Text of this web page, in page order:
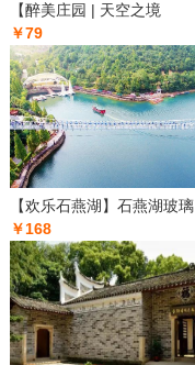
【醉美庄园 | 天空之境
￥79
【欢乐石燕湖】石燕湖玻璃
￥168